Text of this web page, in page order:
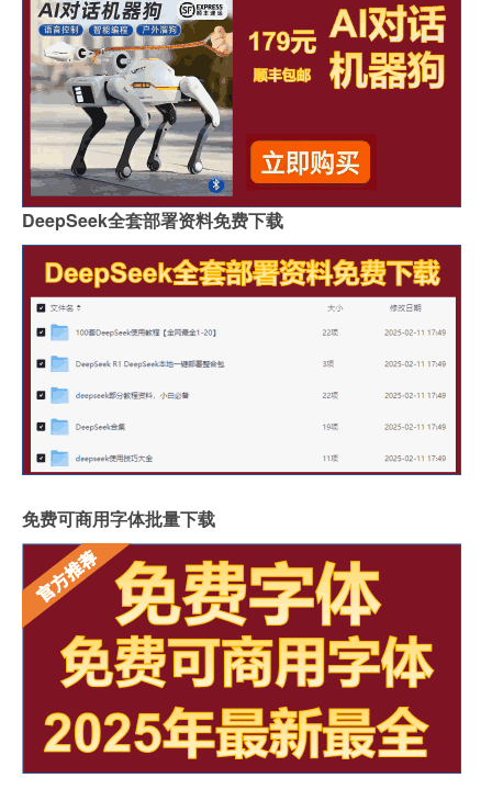
DeepSeek全套部署资料免费下载
免费可商用字体批量下载